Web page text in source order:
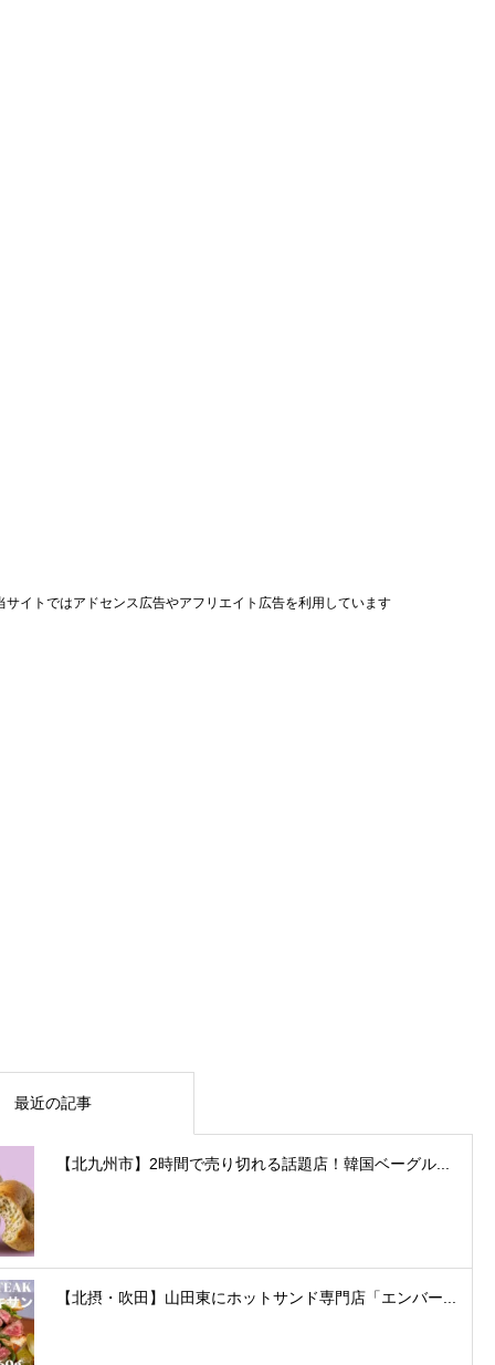
サイトではアドセンス広告やアフリエイト広告を利用しています
最近の記事
【北九州市】2時間で売り切れる話題店！韓国ベーグル...
【北摂・吹田】山田東にホットサンド専門店「エンバー...